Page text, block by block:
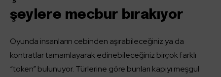
şeylere mecbur bırakıyor
Oyunda insanların cebinden aşırabileceğiniz ya da
kontratlar tamamlayarak edinebileceğiniz birçok farklı
“token” bulunuyor. Türlerine göre bunları kapıyı meşgul